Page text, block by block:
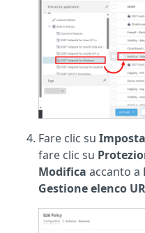
Fare clic su
fare clic su
Modifica accanto a
Gestione elenco